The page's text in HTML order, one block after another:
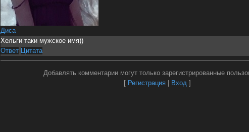
Диса
Хельги таки мужское имя))
Ответ Цитата
Добавлять комментарии могут только зарегистрированные
[ Регистрация| Вход]